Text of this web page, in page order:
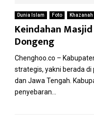
Dunia Islam Foto Khazanah
Keindahan
Dongeng
Chenghoo.co –
strategis, yakni berada
dan Jawa Tengah.
penyebaran...